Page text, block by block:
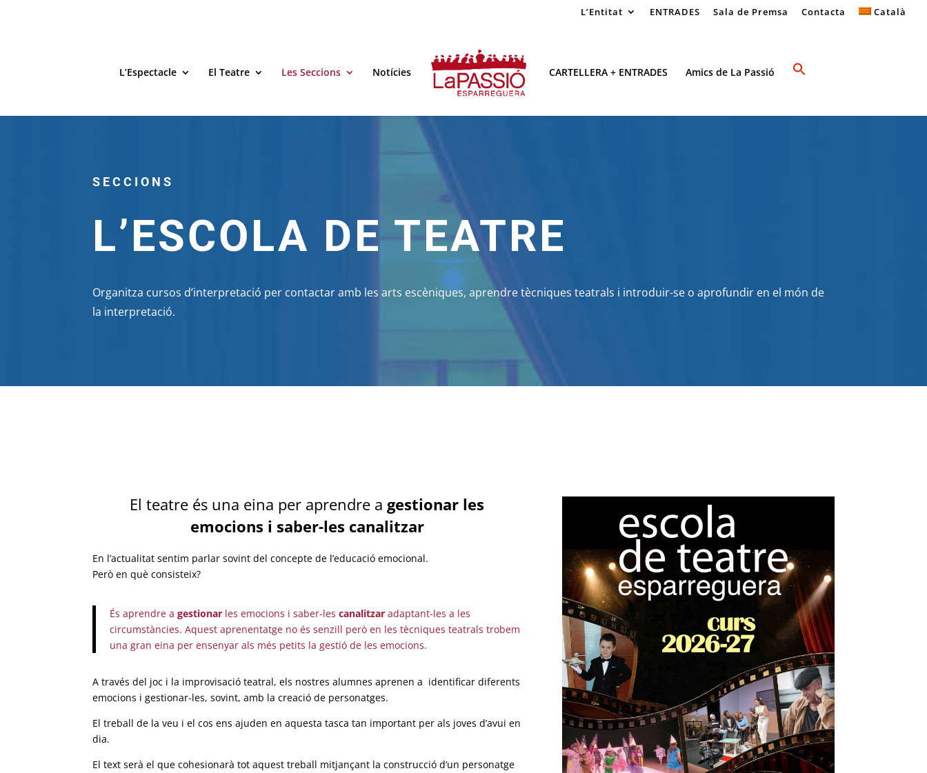
L’Entitat ENTRADES Sala de Premsa Contacta Català
L’Espectacle El Teatre Les Seccions Notícies CARTELLERA + ENTRADES Amics de La Passió
SECCIONS
L’ESCOLA DE TEATRE
Organitza cursos d’interpretació per contactar amb les arts escèniques, aprendre tècniques teatrals i introduir-se o aprofundir en el món de
la interpretació.
El teatre és una eina per aprendre agestionar les
emocions i saber-les canalitzar
En l’actualitat sentim parlar sovint del concepte de l’educació emocional.
Però en què consisteix?
És aprendre agestionar les emocions i saber-lescanalitzar adaptant-les a les
circumstàncies. Aquest aprenentatge no és senzill però en les tècniques teatrals trobem
una gran eina per ensenyar als més petits la gestió de les emocions.
A través del joc i la improvisació teatral, els nostres alumnes aprenen a identificar diferents
emocions i gestionar-les, sovint, amb la creació de personatges.
El treball de la veu i el cos ens ajuden en aquesta tasca tan important per als joves d’avui en
dia.
El text serà el que cohesionarà tot aquest treball mitjançant la construcció d’un personatge